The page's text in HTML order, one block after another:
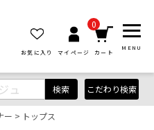
お気に入り マイページ
0
カート
MENU
検索 こだわり検索
ー トップス